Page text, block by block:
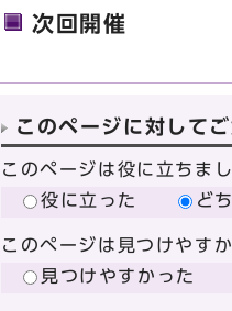
次回開催
このページに対して
このページは役に立ちま
役に立った
ど
このページは見つけやす
見つけやすかった